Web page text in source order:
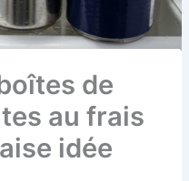
de
au frais
idée